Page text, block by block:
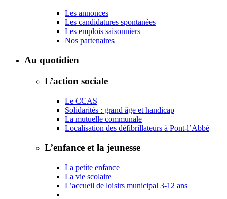
Les annonces
Les candidatures spontanées
Les emplois saisonniers
Nos partenaires
Au quotidien
L’action sociale
Le CCAS
Solidarités : grand âge et handicap
La mutuelle communale
Localisation des défibrillateurs à Pont-l’Abbé
L’enfance et la jeunesse
La petite enfance
La vie scolaire
L’accueil de loisirs municipal 3-12 ans